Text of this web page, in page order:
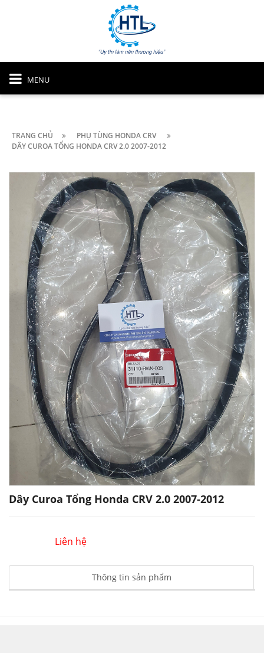
MENU
TRANG CHỦ
PHỤ TÙNG HONDA CRV
DÂY CUROA TỔNG HONDA CRV 2.0 2007-2012
Dây Curoa Tổng Honda CRV 2.0 2007-2012
Liên hệ
Thông tin sản phẩm